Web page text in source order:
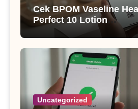
Cek BPOM Vaseline
Perfect 10 Lotion
Uncategorized